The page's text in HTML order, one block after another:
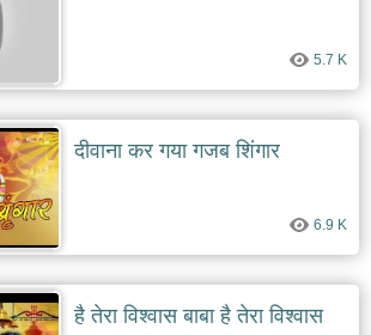
5.7 K
दीवाना कर गया गजब शिंगार
6.9 K
है तेरा विश्वास बाबा है तेरा विश्वास